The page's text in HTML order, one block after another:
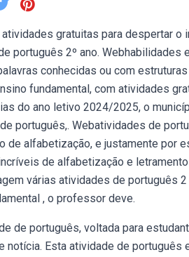
gratuitas para despertar o
português 2º ano.
conhecidas ou com
fundamental, com atividades
do ano letivo 2024/2025, o
português,. Webatividades de
de alfabetização, e justamente por
de alfabetização e
várias atividades de português
, o professor deve.
de português, voltada para
notícia. Esta atividade de